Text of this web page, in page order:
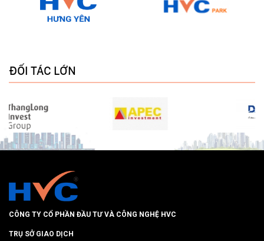
ĐỐI TÁC LỚN
CÔNG TY CỔ PHẦN ĐẦU TƯ VÀ CÔNG NGHỆ HVC
TRỤ SỞ GIAO DỊCH